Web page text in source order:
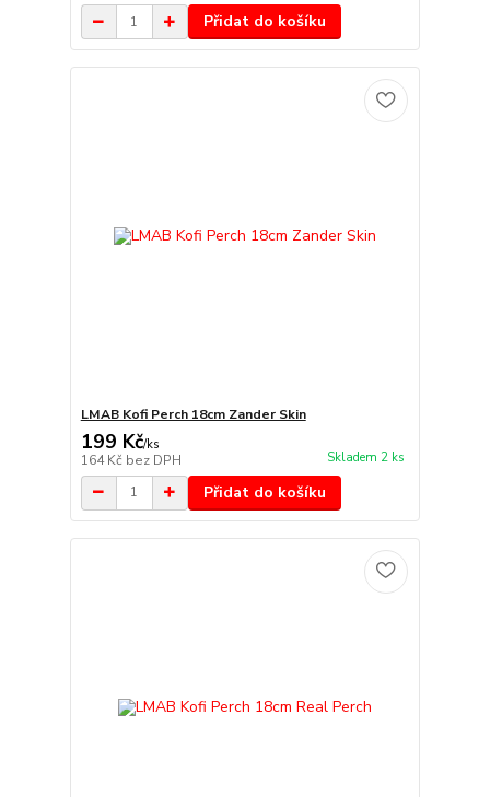
Přidat do košíku
LMAB Kofi Perch 18cm Zander Skin
199 Kč/ks
164 Kč bez DPH Skladem 2 ks
Přidat do košíku